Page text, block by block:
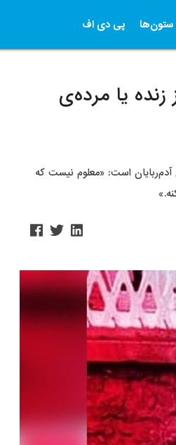
ستون‌ها پی دی اف
یا مرده‌ی
منتظر خبری از سوی آدم‌ربایان است: «معلوم نیست که